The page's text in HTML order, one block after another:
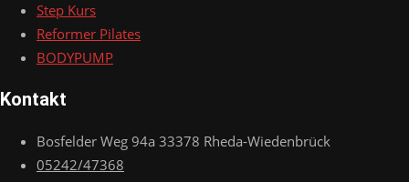
Step Kurs
Reformer Pilates
BODYPUMP
Kontakt
Bosfelder Weg 94a 33378 Rheda-Wiedenbrück
05242/47368